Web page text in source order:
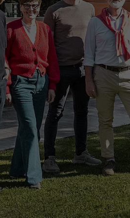
NOM
EXPIRATION
UTILITÉ
NOM
EXPIRATION
UTILITÉ
NOM
EXPIRATION
UTILITÉ
NOM
EXPIRATION
UTILITÉ